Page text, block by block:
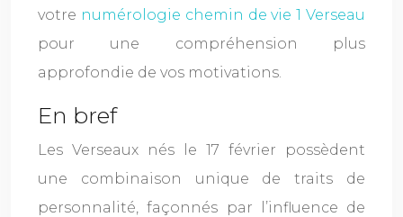
votre numérologie chemin de vie 1 Verseau
pour une compréhension plus
approfondie de vos motivations.
En bref
Les Verseaux nés le 17 février possèdent
une combinaison unique de traits de
personnalité, façonnés par l’influence de